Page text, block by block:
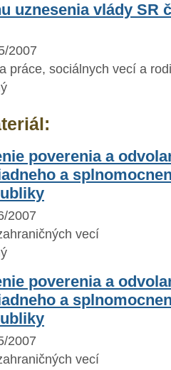
uznesenia vlády SR
2007
práce, sociálnych vecí a
poverenia a
a
2007
vecí
poverenia a
a
2007
vecí